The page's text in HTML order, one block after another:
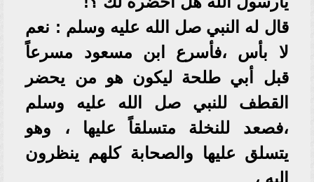
قال له النبي صل الله عليه وسلم : نعم
لا بأس ،فأسرع ابن مسعود مسرعاً
قبل أبي طلحة ليكون هو من يحضر
القطف للنبي صل الله عليه وسلم
،فصعد للنخلة متسلقاً عليها ، وهو
يتسلق عليها والصحابة كلهم ينظرون